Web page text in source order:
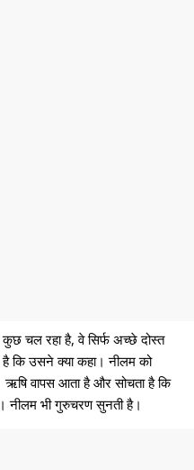
चल रहा है, वे सिर्फ अच्छे दोस्त
कि उसने क्या कहा। नीलम को
ऋषि वापस आता है और सोचता है कि
नीलम भी गुरुचरण सुनती है।